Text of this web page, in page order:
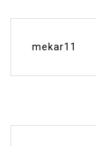
mekar11